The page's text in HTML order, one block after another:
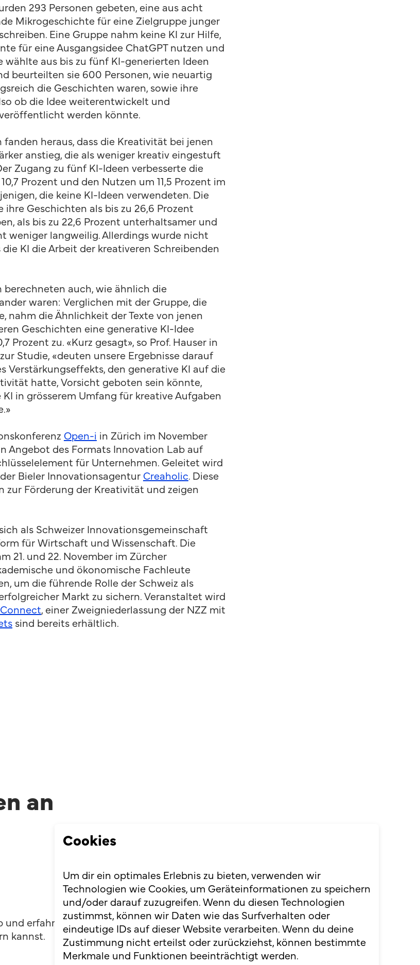
293 Personen gebeten, eine aus acht
Mikrogeschichte für eine Zielgruppe junger
Eine Gruppe nahm keine KI zur Hilfe,
für eine Ausgangsidee ChatGPT nutzen und
wählte aus bis zu fünf KI-generierten Ideen
beurteilten sie 600 Personen, wie neuartig
die Geschichten waren, sowie ihre
ob die Idee weiterentwickelt und
werden könnte.
fanden heraus, dass die Kreativität bei jenen
anstieg, die als weniger kreativ eingestuft
Zugang zu fünf KI-Ideen verbesserte die
Prozent und den Nutzen um 11,5 Prozent im
die keine KI-Ideen verwendeten. Die
ihre Geschichten als bis zu 26,6 Prozent
als bis zu 22,6 Prozent unterhaltsamer und
weniger langweilig. Allerdings wurde nicht
KI die Arbeit der kreativeren Schreibenden
berechneten auch, wie ähnlich die
waren: Verglichen mit der Gruppe, die
nahm die Ähnlichkeit der Texte von jenen
Geschichten eine generative KI-Idee
Prozent zu. «Kurz gesagt», so Prof. Hauser in
zur Studie, «deuten unsere Ergebnisse darauf
Verstärkungseffekts, den generative KI auf die
hatte, Vorsicht geboten sein könnte,
in grösserem Umfang für kreative Aufgaben
Open-i in Zürich im November
Angebot des Formats Innovation Lab auf
für Unternehmen. Geleitet wird
Bieler Innovationsagentur Creaholic. Diese
zur Förderung der Kreativität und zeigen
als Schweizer Innovationsgemeinschaft
für Wirtschaft und Wissenschaft. Die
21. und 22. November im Zürcher
und ökonomische Fachleute
um die führende Rolle der Schweiz als
Markt zu sichern. Veranstaltet wird
, einer Zweigniederlassung der NZZ mit
sind bereits erhältlich.
an
erfahre,
kannst.
Ticket kaufen
Cookies
Um dir ein optimales Erlebnis zu bieten, verwenden wir
Technologien wie Cookies, um Geräteinformationen zu speichern
und/oder darauf zuzugreifen. Wenn du diesen Technologien
zustimmst, können wir Daten wie das Surfverhalten oder
eindeutige IDs auf dieser Website verarbeiten. Wenn du deine
Zustimmung nicht erteilst oder zurückziehst, können bestimmte
Merkmale und Funktionen beeinträchtigt werden.